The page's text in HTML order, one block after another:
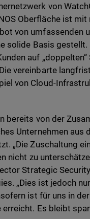
von
Oberfläche ist
von umfassenden
solide Basis
auf
vereinbarte
von Cloud-
bereits von der
Unternehmen aus
„Die Zuschaltung
nicht zu
Strategic
„Dies ist jedoch
ist für uns in
erreicht. Es bleibt